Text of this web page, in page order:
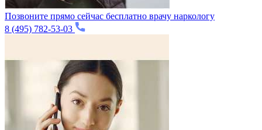
Позвоните прямо сейчас бесплатно врачу наркологу
8 (495) 782-53-03